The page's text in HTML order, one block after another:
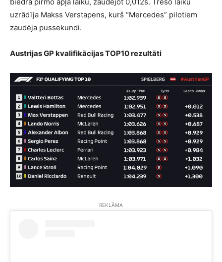
biedra pirmo apļa laiku, zaudējot 0,012s. Trešo laiku
uzrādīja Makss Verstapens, kurš “Mercedes” pilotiem
zaudēja pussekundi.
Austrijas GP kvalifikācijas TOP10 rezultāti
REKLĀMA